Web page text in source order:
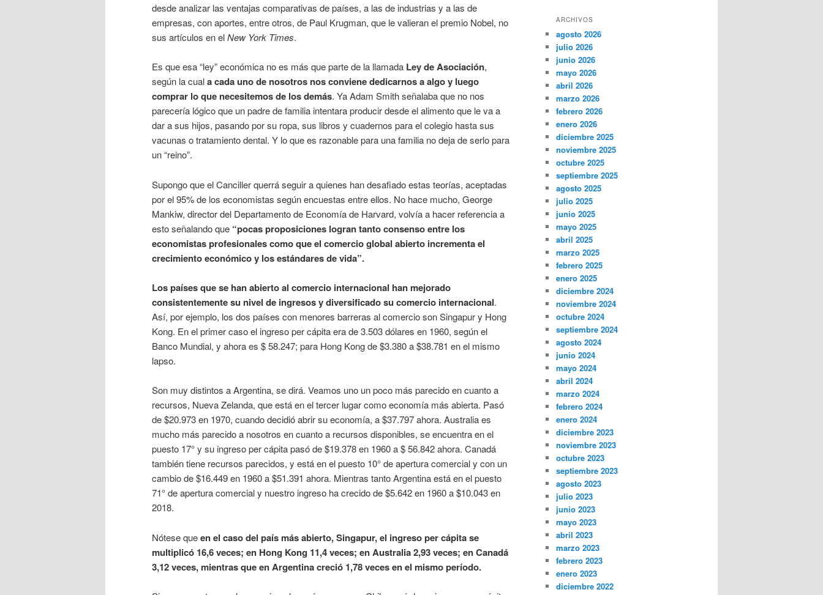
desde analizar las ventajas comparativas de países, a las de industrias y a las de
empresas, con aportes, entre otros, de Paul Krugman, que le valieran el premio Nobel, no
sus artículos en elNew York Times.
Es que esa “ley” económica no es más que parte de la llamada Ley de Asociación,
según la cuala cada uno de nosotros nos conviene dedicarnos a algo y luego
comprar lo que necesitemos de los demás. Ya Adam Smith señalaba que no nos
parecería lógico que un padre de familia intentara producir desde el alimento que le va a
dar a sus hijos, pasando por su ropa, sus libros y cuadernos para el colegio hasta sus
vacunas o tratamiento dental. Y lo que es razonable para una familia no deja de serlo para
un “reino”.
Supongo que el Canciller querrá seguir a quienes han desafiado estas teorías, aceptadas
por el 95% de los economistas según encuestas entre ellos. No hace mucho, George
Mankiw, director del Departamento de Economía de Harvard, volvía a hacer referencia a
esto señalando que “pocas proposiciones logran tanto consenso entre los
economistas profesionales como que el comercio global abierto incrementa el
crecimiento económico y los estándares de vida”.
Los países que se han abierto al comercio internacional han mejorado
consistentemente su nivel de ingresos y diversificado su comercio internacional.
Así, por ejemplo, los dos países con menores barreras al comercio son Singapur y Hong
Kong. En el primer caso el ingreso per cápita era de 3.503 dólares en 1960, según el
Banco Mundial, y ahora es $ 58.247; para Hong Kong de $3.380 a $38.781 en el mismo
lapso.
Son muy distintos a Argentina, se dirá. Veamos uno un poco más parecido en cuanto a
recursos, Nueva Zelanda, que está en el tercer lugar como economía más abierta. Pasó
de $20.973 en 1970, cuando decidió abrir su economía, a $37.797 ahora. Australia es
mucho más parecido a nosotros en cuanto a recursos disponibles, se encuentra en el
puesto 17° y su ingreso per cápita pasó de $19.378 en 1960 a $ 56.842 ahora. Canadá
también tiene recursos parecidos, y está en el puesto 10° de apertura comercial y con un
cambio de $16.449 en 1960 a $51.391 ahora. Mientras tanto Argentina está en el puesto
71° de apertura comercial y nuestro ingreso ha crecido de $5.642 en 1960 a $10.043 en
2018.
Nótese queen el caso del país más abierto, Singapur, el ingreso per cápita se
multiplicó 16,6 veces; en Hong Kong 11,4 veces; en Australia 2,93 veces; en Canadá
3,12 veces, mientras que en Argentina creció 1,78 veces en el mismo período.
ARCHIVOS
agosto 2026
julio 2026
junio 2026
mayo 2026
abril 2026
marzo 2026
febrero 2026
enero 2026
diciembre 2025
noviembre 2025
octubre 2025
septiembre 2025
agosto 2025
julio 2025
junio 2025
mayo 2025
abril 2025
marzo 2025
febrero 2025
enero 2025
diciembre 2024
noviembre 2024
octubre 2024
septiembre 2024
agosto 2024
junio 2024
mayo 2024
abril 2024
marzo 2024
febrero 2024
enero 2024
diciembre 2023
noviembre 2023
octubre 2023
septiembre 2023
agosto 2023
julio 2023
junio 2023
mayo 2023
abril 2023
marzo 2023
febrero 2023
enero 2023
diciembre 2022